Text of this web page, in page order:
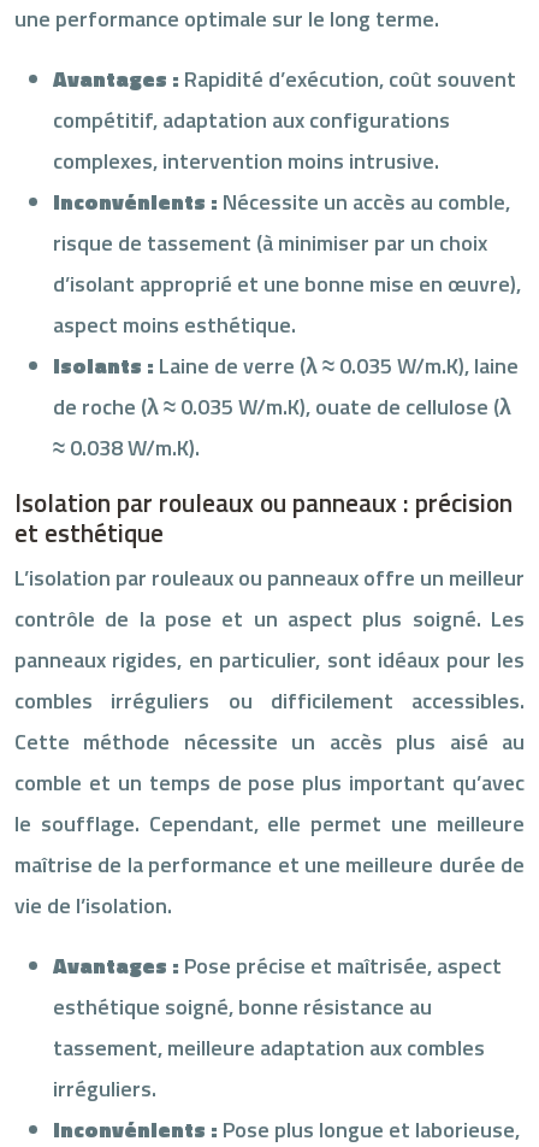
une performance optimale sur le long terme.
Avantages : Rapidité d’exécution, coût souvent
compétitif, adaptation aux configurations
complexes, intervention moins intrusive.
Inconvénients : Nécessite un accès au comble,
risque de tassement (à minimiser par un choix
d’isolant approprié et une bonne mise en œuvre),
aspect moins esthétique.
Isolants : Laine de verre (λ ≈ 0.035 W/m.K), laine
de roche (λ ≈ 0.035 W/m.K), ouate de cellulose (λ
≈ 0.038 W/m.K).
Isolation par rouleaux ou panneaux : précision
et esthétique
L’isolation par rouleaux ou panneaux offre un meilleur
contrôle de la pose et un aspect plus soigné. Les
panneaux rigides, en particulier, sont idéaux pour les
combles irréguliers ou difficilement accessibles.
Cette méthode nécessite un accès plus aisé au
comble et un temps de pose plus important qu’avec
le soufflage. Cependant, elle permet une meilleure
maîtrise de la performance et une meilleure durée de
vie de l’isolation.
Avantages : Pose précise et maîtrisée, aspect
esthétique soigné, bonne résistance au
tassement, meilleure adaptation aux combles
irréguliers.
Inconvénients : Pose plus longue et laborieuse,